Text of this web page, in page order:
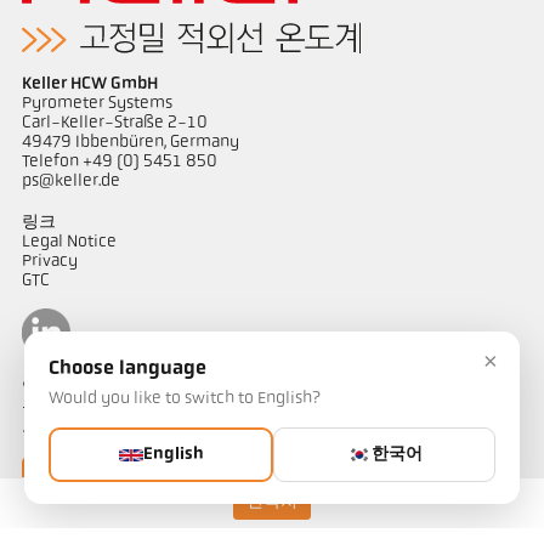
연락처
Keller HCW GmbH
Pyrometer Systems
Carl-Keller-Straße 2-10
49479 Ibbenbüren, Germany
Telefon +49 (0) 5451 850
ps@keller.de
링크
Legal Notice
Privacy
GTC
연락하다
온도 측정 솔루션에 대해 궁금한 점이 있으신가요? 저희 팀이 기꺼이
도와드리겠습니다.
연락하기
×
Choose language
Would you like to switch to English?
English 한국어